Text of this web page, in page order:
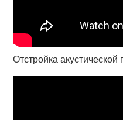
Отстройка